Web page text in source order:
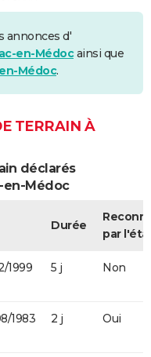
annonces d'
en-Médocainsi que
Médoc.
TERRAIN À
déclarés
en-Médoc
Durée
par
1999 5 j Non
1983 2 j Oui